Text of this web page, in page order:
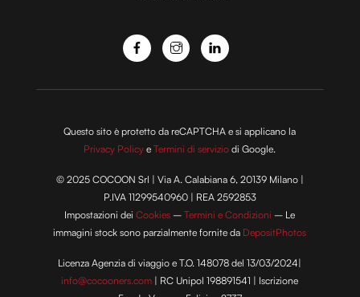
o
Questo sito è protetto da reCAPTCHA e si applicano la
Privacy Policy eTermini di servizio di Google.
© 2025 COCOON Srl | Via A. Calabiana 6, 20139 Milano |
P.IVA 11299540960 | REA 2592853
Impostazioni deiCookies –Termini e Condizioni – Le
immagini stock sono parzialmente fornite da DepositPhotos
Licenza Agenzia di viaggio e T.O. 148078 del 13/03/2024|
info@cocooners.com | RC Unipol 198891541 | Iscrizione